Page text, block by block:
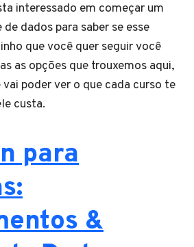
interessado em começar um
dados para saber se esse
que você quer seguir você
as opções que trouxemos aqui,
poder ver o que cada curso te
custa.
para
&